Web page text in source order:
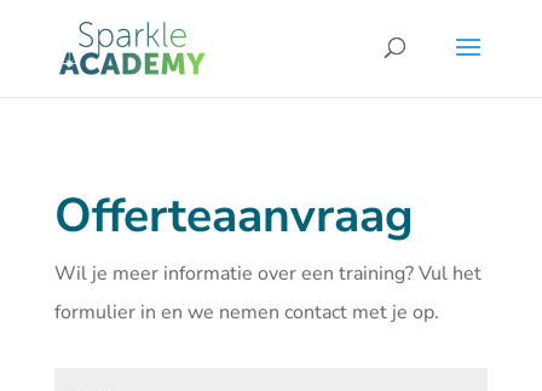
Offerteaanvraag
Wil je meer informatie over een training? Vul het
formulier in en we nemen contact met je op.